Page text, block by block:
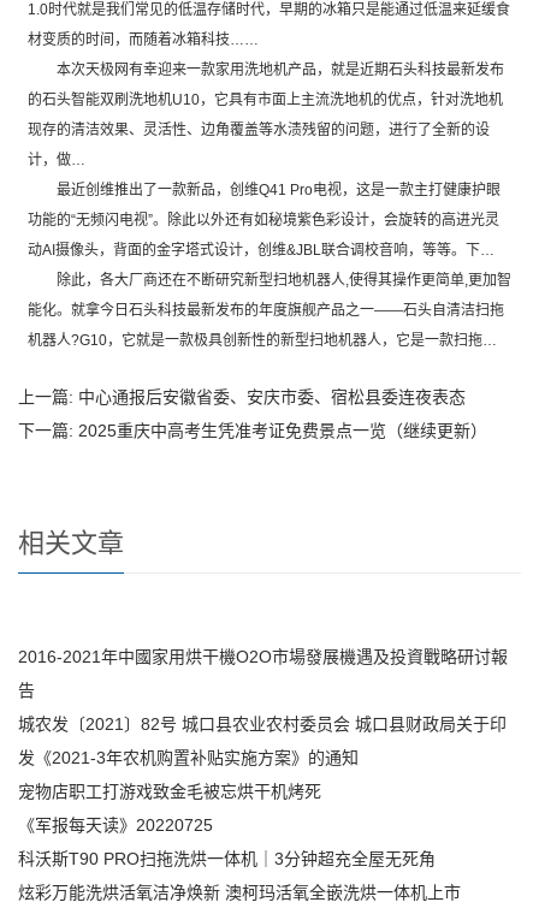
1.0时代就是我们常见的低温存储时代，早期的冰箱只是能通过低温来延缓食
材变质的时间，而随着冰箱科技……
本次天极网有幸迎来一款家用洗地机产品，就是近期石头科技最新发布
的石头智能双刷洗地机U10，它具有市面上主流洗地机的优点，针对洗地机
现存的清洁效果、灵活性、边角覆盖等水渍残留的问题，进行了全新的设
计，做…
最近创维推出了一款新品，创维Q41 Pro电视，这是一款主打健康护眼
功能的“无频闪电视”。除此以外还有如秘境紫色彩设计，会旋转的高进光灵
动AI摄像头，背面的金字塔式设计，创维&JBL联合调校音响，等等。下…
除此，各大厂商还在不断研究新型扫地机器人,使得其操作更简单,更加智
能化。就拿今日石头科技最新发布的年度旗舰产品之一——石头自清洁扫拖
机器人?G10，它就是一款极具创新性的新型扫地机器人，它是一款扫拖…
上一篇: 中心通报后安徽省委、安庆市委、宿松县委连夜表态
下一篇: 2025重庆中高考生凭准考证免费景点一览（继续更新）
相关文章
2016-2021年中國家用烘干機O2O市場發展機遇及投資戰略研讨報
告
城农发〔2021〕82号 城口县农业农村委员会 城口县财政局关于印
发《2021-3年农机购置补贴实施方案》的通知
宠物店职工打游戏致金毛被忘烘干机烤死
《军报每天读》20220725
科沃斯T90 PRO扫拖洗烘一体机｜3分钟超充全屋无死角
炫彩万能洗烘活氧洁净焕新 澳柯玛活氧全嵌洗烘一体机上市